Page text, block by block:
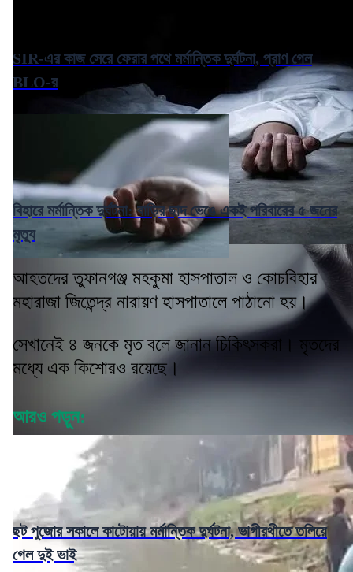
SIR-এর কাজ সেরে ফেরার পথে মর্মান্তিক দুর্ঘটনা, প্রাণ গেল
BLO-র
বিহারে মর্মান্তিক দুর্ঘটনা: বাড়ির ছাদ ভেঙে একই পরিবারের ৫ জনের
মৃত্যু
আহতদের তুফানগঞ্জ মহকুমা হাসপাতাল ও কোচবিহার
মহারাজা জিতেন্দ্র নারায়ণ হাসপাতালে পাঠানো হয়।
সেখানেই ৪ জনকে মৃত বলে জানান চিকিৎসকরা। মৃতদের
মধ্যে এক কিশোরও রয়েছে।
আরও পড়ুন:
ছট পুজোর সকালে কাটোয়ায় মর্মান্তিক দুর্ঘটনা, ভাগীরথীতে তলিয়ে
গেল দুই ভাই